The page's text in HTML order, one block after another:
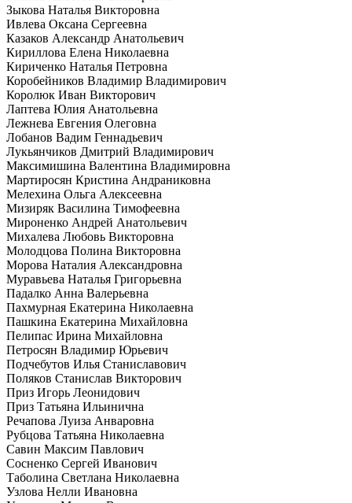
Зыкова Наталья Викторовна
Ивлева Оксана Сергеевна
Казаков Александр Анатольевич
Кириллова Елена Николаевна
Кириченко Наталья Петровна
Коробейников Владимир Владимирович
Королюк Иван Викторович
Лаптева Юлия Анатольевна
Лежнева Евгения Олеговна
Лобанов Вадим Геннадьевич
Лукьянчиков Дмитрий Владимирович
Максимишина Валентина Владимировна
Мартиросян Кристина Андраниковна
Мелехина Ольга Алексеевна
Мизиряк Василина Тимофеевна
Мироненко Андрей Анатольевич
Михалева Любовь Викторовна
Молодцова Полина Викторовна
Морова Наталия Александровна
Муравьева Наталья Григорьевна
Падалко Анна Валерьевна
Пахмурная Екатерина Николаевна
Пашкина Екатерина Михайловна
Пелипас Ирина Михайловна
Петросян Владимир Юрьевич
Подчебутов Илья Станиславович
Поляков Станислав Викторович
Приз Игорь Леонидович
Приз Татьяна Ильинична
Речапова Луиза Анваровна
Рубцова Татьяна Николаевна
Савин Максим Павлович
Сосненко Сергей Иванович
Таболина Светлана Николаевна
Узлова Нелли Ивановна